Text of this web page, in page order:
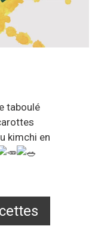
taboulé
kimchi en